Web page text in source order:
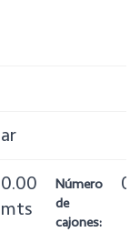
0.00
mts
Número
de
cajones:
0